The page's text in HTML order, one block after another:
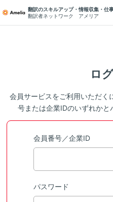
翻訳のスキルアップ・情報収集・仕
翻訳者ネットワーク アメリア
ロ
会員サービスをご利用いただく
号または企業IDのいずれかと
会員番号／企業ID
パスワード